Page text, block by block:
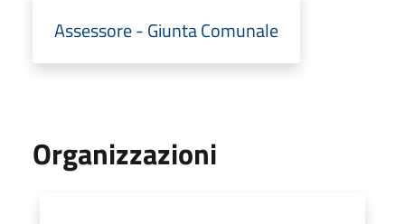
Assessore - Giunta Comunale
Organizzazioni